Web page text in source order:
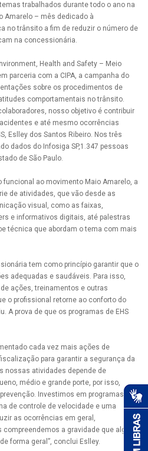
trabalhados durante todo o ano na
Amarelo – mês dedicado à
no trânsito a fim de reduzir o número de
na concessionária.
Health and Safety – Meio
parceria com a CIPA, a campanha do
sobre os procedimentos de
comportamentais no trânsito.
nosso objetivo é contribuir
e até mesmo ocorrências
Eslley dos Santos Ribeiro. Nos três
dados do Infosiga SP,1.347 pessoas
de São Paulo.
funcional ao movimento Maio Amarelo, a
de atividades, que vão desde as
visual, como as faixas,
e informativos digitais, até palestras
técnica que abordam o tema com mais
tem como princípio garantir que o
adequadas e saudáveis. Para isso,
ações, treinamentos e outras
o profissional retorne ao conforto do
A prova de que os programas de EHS
cada vez mais ações de
para garantir a segurança da
nossas atividades depende de
médio e grande porte, por isso,
Investimos em programas de
de controle de velocidade e uma
as ocorrências em geral,
a gravidade que alguns
forma geral”, conclui Eslley.